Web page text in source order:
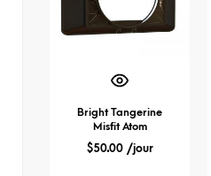
Bright Tangerine
Misfit Atom
$50.00/jour